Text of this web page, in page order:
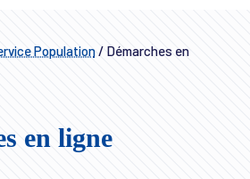
Population/Démarches en
en ligne